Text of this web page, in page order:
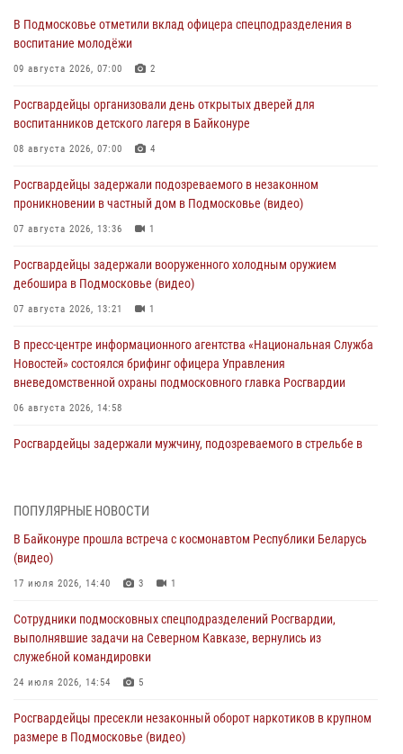
В Подмосковье отметили вклад офицера спецподразделения в
воспитание молодёжи
09 августа 2026, 07:00 2
Росгвардейцы организовали день открытых дверей для
воспитанников детского лагеря в Байконуре
08 августа 2026, 07:00 4
Росгвардейцы задержали подозреваемого в незаконном
проникновении в частный дом в Подмосковье (видео)
07 августа 2026, 13:36 1
Росгвардейцы задержали вооруженного холодным оружием
дебошира в Подмосковье (видео)
07 августа 2026, 13:21 1
В пресс-центре информационного агентства «Национальная Служба
Новостей» состоялся брифинг офицера Управления
вневедомственной охраны подмосковного главка Росгвардии
06 августа 2026, 14:58
Росгвардейцы задержали мужчину, подозреваемого в стрельбе в
Подмосковье
05 августа 2026, 15:52
подозреваемые в организации незаконной миграции и
изготовлении поддельных документов (видео)
05 августа 2026, 15:48
отработали навыки огневой подготовки на комплексных учениях
04 августа 2026, 12:21 4
ПОПУЛЯРНЫЕ НОВОСТИ
В Байконуре прошла встреча с космонавтом Республики Беларусь
(видео)
17 июля 2026, 14:40 3 1
Сотрудники подмосковных спецподразделений Росгвардии,
выполнявшие задачи на Северном Кавказе, вернулись из
служебной командировки
24 июля 2026, 14:54 5
Росгвардейцы пресекли незаконный оборот наркотиков в крупном
размере в Подмосковье (видео)